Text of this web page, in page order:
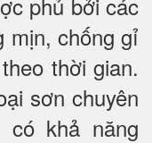
mịn, chống gỉ
thời gian.
sơn chuyên
khả năng